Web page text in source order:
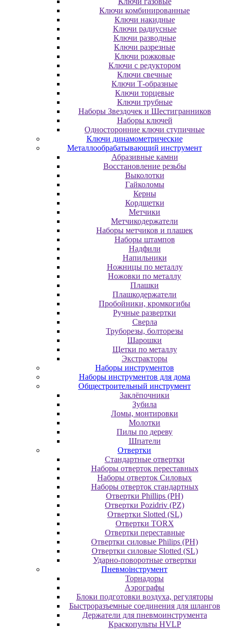
Ключи комбинированные
Ключи накидные
Ключи радиусные
Ключи разводные
Ключи разрезные
Ключи рожковые
Ключи с редуктором
Ключи свечные
Ключи Т-образные
Ключи торцевые
Ключи трубные
Наборы Звездочек и Шестигранников
Наборы ключей
Односторонние ключи ступичные
Ключи динамометрические
Металлообрабатывающий инструмент
Абразивные камни
Восстановление резьбы
Выколотки
Гайколомы
Керны
Кордщетки
Метчики
Метчикодержатели
Наборы метчиков и плашек
Наборы штампов
Надфили
Напильники
Ножницы по металлу
Ножовки по металлу
Плашки
Плашкодержатели
Пробойники, кромкогибы
Ручные развертки
Сверла
Труборезы, болторезы
Шарошки
Щетки по металлу
Экcтpaктopы
Наборы инструментов
Наборы инструментов для дома
Общестроительный инструмент
Заклёпочники
Зубила
Ломы, монтировки
Молотки
Пилы по дереву
Шпатели
Отвертки
Cтандартные отвертки
Наборы отверток переставных
Наборы отверток Силовых
Наборы отверток стандартных
Отвертки Phillips (PH)
Отвертки Pozidriv (PZ)
Отвертки Slotted (SL)
Отвертки TORX
Отвертки переставные
Отвертки силовые Philips (PH)
Отвертки силовые Slotted (SL)
Ударно-поворотные отвертки
Пневмоінструмент
Topнaдopы
Аэрографы
Блоки подготовки воздуха, регуляторы
Быстроразъемные соединения для шлангов
Держатели для пневмоинструмента
Краскопульты HVLP